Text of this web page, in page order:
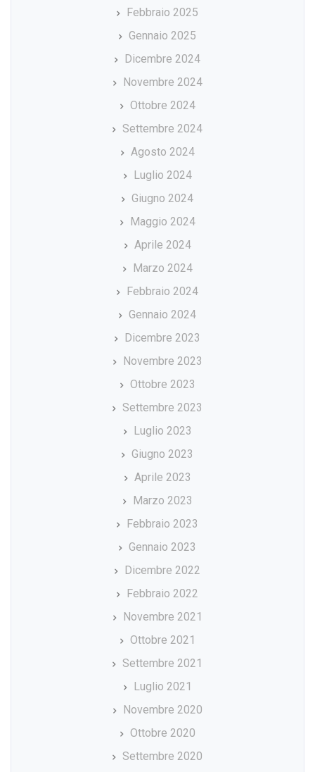
Febbraio 2025
Gennaio 2025
Dicembre 2024
Novembre 2024
Ottobre 2024
Settembre 2024
Agosto 2024
Luglio 2024
Giugno 2024
Maggio 2024
Aprile 2024
Marzo 2024
Febbraio 2024
Gennaio 2024
Dicembre 2023
Novembre 2023
Ottobre 2023
Settembre 2023
Luglio 2023
Giugno 2023
Aprile 2023
Marzo 2023
Febbraio 2023
Gennaio 2023
Dicembre 2022
Febbraio 2022
Novembre 2021
Ottobre 2021
Settembre 2021
Luglio 2021
Novembre 2020
Ottobre 2020
Settembre 2020